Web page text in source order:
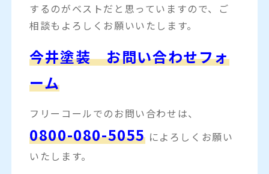
するのがベストだと思っていますので、ご
相談もよろしくお願いいたします。
今井塗装 お問い合わせフォ
ーム
フリーコールでのお問い合わせは、
0800-080-5055 によろしくお願い
いたします。